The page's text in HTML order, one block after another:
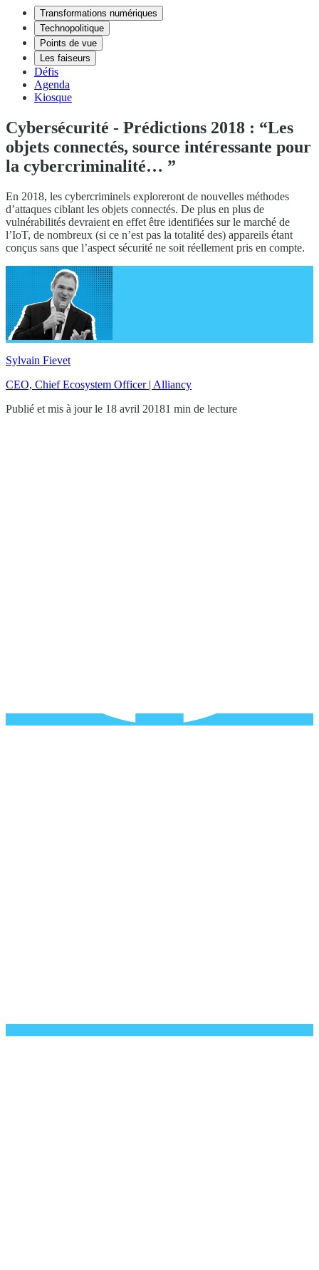
Transformations numériques
Technopolitique
Points de vue
Les faiseurs
Défis
Agenda
Kiosque
Cybersécurité - Prédictions 2018 : “Les
objets connectés, source intéressante pour
la cybercriminalité… ”
En 2018, les cybercriminels exploreront de nouvelles méthodes
d’attaques ciblant les objets connectés. De plus en plus de
vulnérabilités devraient en effet être identifiées sur le marché de
l’IoT, de nombreux (si ce n’est pas la totalité des) appareils étant
conçus sans que l’aspect sécurité ne soit réellement pris en compte.
Sylvain Fievet
CEO, Chief Ecosystem Officer | Alliancy
Publié et mis à jour le 18 avril 20181 min de lecture